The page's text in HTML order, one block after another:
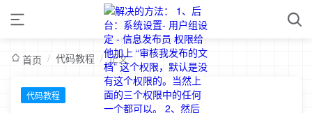
首页 / 代码教程 / 正文
代码教程